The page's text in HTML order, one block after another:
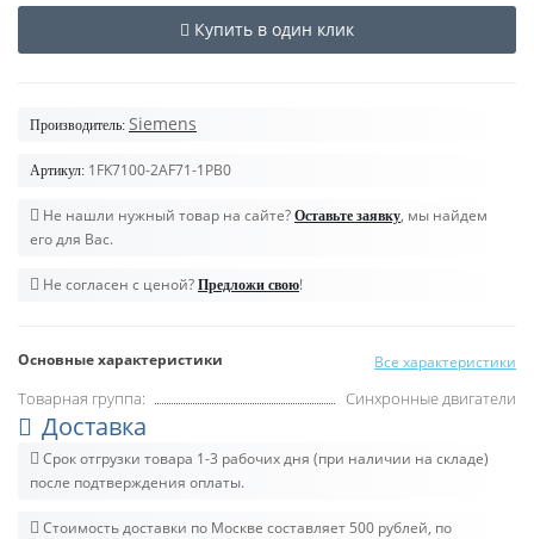
Купить в один клик
Производитель: Siemens
Артикул: 1FK7100-2AF71-1PB0
Не нашли нужный товар на сайте? Оставьте заявку, мы найдем
его для Вас.
Не согласен с ценой? Предложи свою!
Основные характеристики Все характеристики
Товарная группа: Синхронные двигатели
Доставка
Срок отгрузки товара 1-3 рабочих дня (при наличии на складе)
после подтверждения оплаты.
Стоимость доставки по Москве составляет 500 рублей, по